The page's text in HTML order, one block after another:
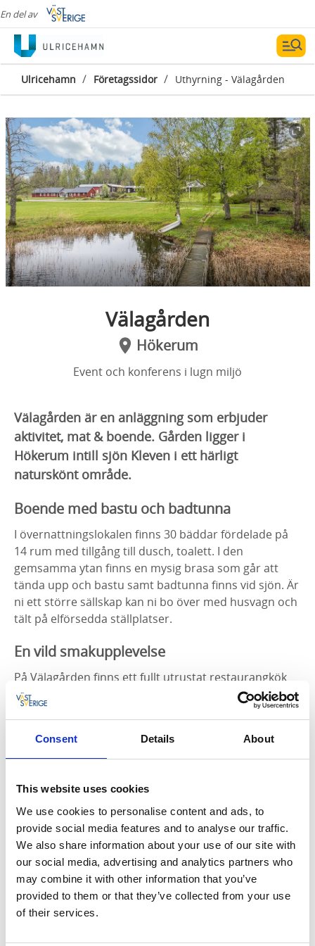
Consent Details About
This website uses cookies
We use cookies to personalise content and ads, to
provide social media features and to analyse our traffic.
We also share information about your use of our site with
our social media, advertising and analytics partners who
may combine it with other information that you’ve
provided to them or that they’ve collected from your use
of their services.
En del av
Ulricehamn / Företagssidor / Uthyrning - Välagården
Välagården
Hökerum
Event och konferens i lugn miljö
Välagården är en anläggning som erbjuder
aktivitet, mat & boende. Gården ligger i
Hökerum intill sjön Kleven i ett härligt
naturskönt område.
Boende med bastu och badtunna
I övernattningslokalen finns 30 bäddar fördelade på
14 rum med tillgång till dusch, toalett. I den
gemsamma ytan finns en mysig brasa som går att
tända upp och bastu samt badtunna finns vid sjön. Är
ni ett större sällskap kan ni bo över med husvagn och
tält på elförsedda ställplatser.
En vild smakupplevelse
På Välagården finns ett fullt utrustat restaurangkök
där det finns plats för sällskap upp till 80 personer.
För servering krävs dock ett sällskap på minst 10
till en 3-rätters måltid.
5-80 personer. I konferenslokalen har ni tillgång till
block, whiteboard, projektor och internetanslutning.
Utmana vännerna i 3-kamp
3-kamp går att köra både inomhus och utomhus
beroende på väder och årstid. De grenar som finns